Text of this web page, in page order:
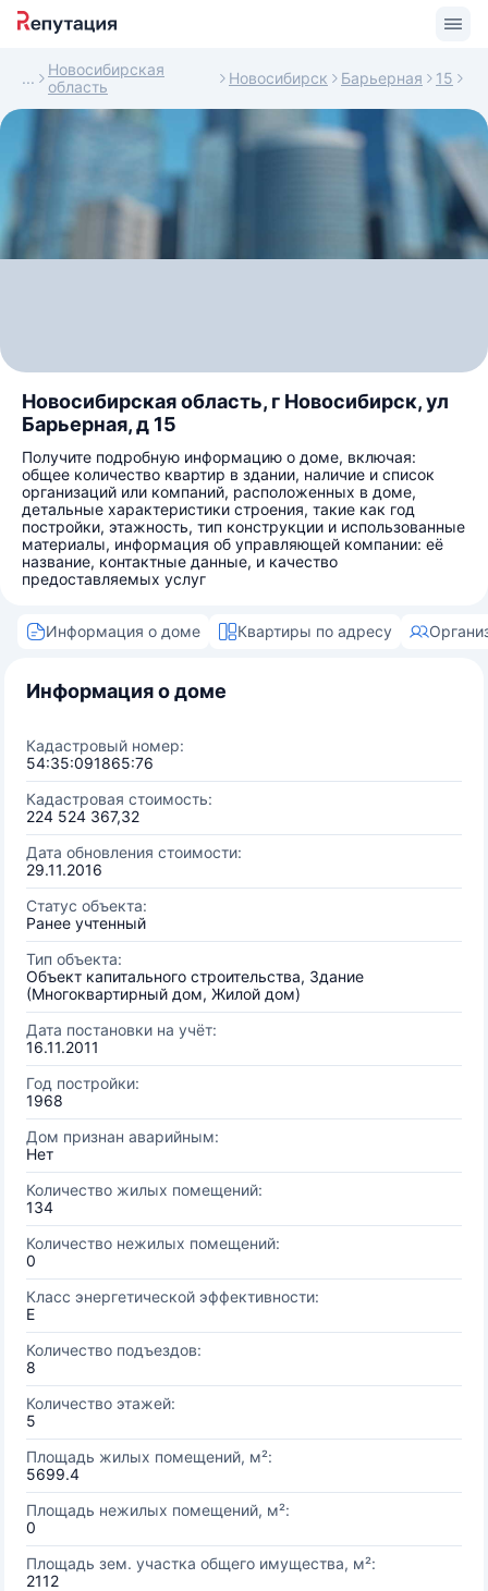
Новосибирская
область
Новосибирск Барьерная 15
Новосибирская область, г Новосибирск, ул
Барьерная, д 15
Получите подробную информацию о доме, включая:
общее количество квартир в здании, наличие и список
организаций или компаний, расположенных в доме,
детальные характеристики строения, такие как год
постройки, этажность, тип конструкции и использованные
материалы, информация об управляющей компании: её
название, контактные данные, и качество
предоставляемых услуг
Информация о доме Квартиры по адресу
Информация о доме
Кадастровый номер:
54:35:091865:76
Кадастровая стоимость:
224 524 367,32
Дата обновления стоимости:
29.11.2016
Статус объекта:
Ранее учтенный
Тип объекта:
Объект капитального строительства, Здание
(Многоквартирный дом, Жилой дом)
Дата постановки на учёт:
16.11.2011
Год постройки:
1968
Дом признан аварийным:
Нет
Количество жилых помещений:
134
Количество нежилых помещений:
0
Класс энергетической эффективности:
E
Количество подъездов:
8
Количество этажей:
5
Площадь жилых помещений, м²:
5699.4
Площадь нежилых помещений, м²:
0
Площадь зем. участка общего имущества, м²:
2112